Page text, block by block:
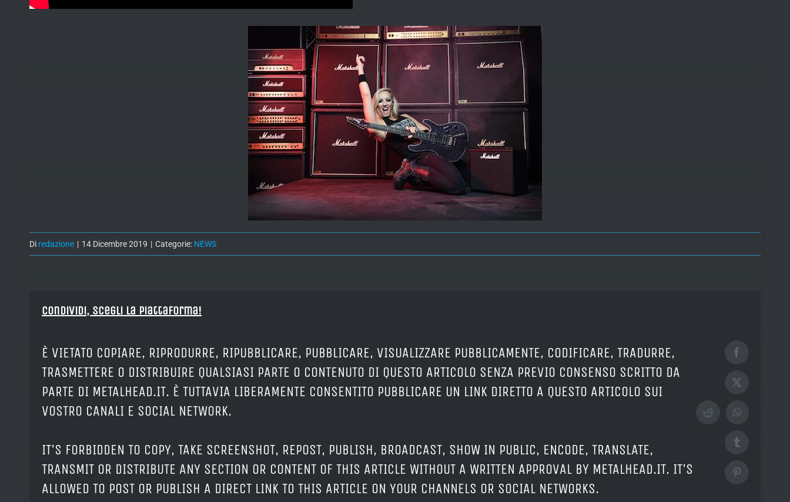
Di redazione | 14 Dicembre 2019 | Categorie: NEWS
Condividi, Scegli la piattaforma!
È VIETATO COPIARE, RIPRODURRE, RIPUBBLICARE, PUBBLICARE, VISUALIZZARE PUBBLICAMENTE, CODIFICARE, TRADURRE,
TRASMETTERE O DISTRIBUIRE QUALSIASI PARTE O CONTENUTO DI QUESTO ARTICOLO SENZA PREVIO CONSENSO SCRITTO DA
PARTE DI METALHEAD.IT. È TUTTAVIA LIBERAMENTE CONSENTITO PUBBLICARE UN LINK DIRETTO A QUESTO ARTICOLO SUI
VOSTRO CANALI E SOCIAL NETWORK.
IT'S FORBIDDEN TO COPY, TAKE SCREENSHOT, REPOST, PUBLISH, BROADCAST, SHOW IN PUBLIC, ENCODE, TRANSLATE,
TRANSMIT OR DISTRIBUTE ANY SECTION OR CONTENT OF THIS ARTICLE WITHOUT A WRITTEN APPROVAL BY METALHEAD.IT. IT'S
ALLOWED TO POST OR PUBLISH A DIRECT LINK TO THIS ARTICLE ON YOUR CHANNELS OR SOCIAL NETWORKS.
Facebook
X
RedditWhatsApp
Tumblr
Pinterest